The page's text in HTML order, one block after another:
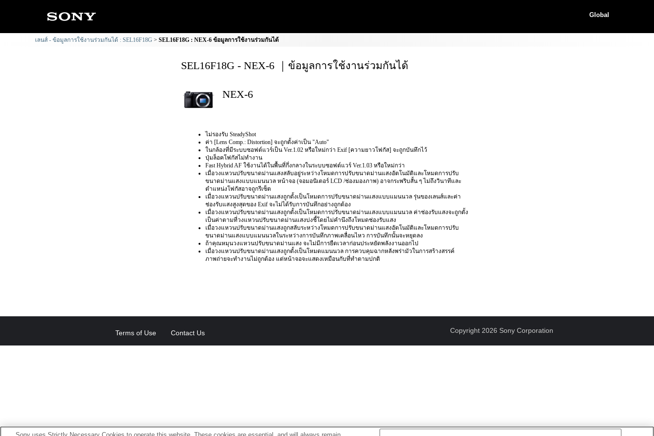
Global
เลนส์ - ข้อมูลการใช้งานร่วมกันได้ : SEL16F18G SEL16F18G : NEX-6 ข้อมูลการใช้งานร่วมกันได้
SEL16F18G - NEX-6 ｜ข้อมูลการใช้งานร่วมกันได้
NEX-6
ไม่รองรับ SteadyShot
ค่า [Lens Comp.: Distortion] จะถูกตั้งค่าเป็น "Auto"
ในกล้องที่มีระบบซอฟต์แวร์เป็น Ver.1.02 หรือใหม่กว่า Exif [ความยาวโฟกัส] จะถูกบันทึกไว้
ปุ่มล็อคโฟกัสไม่ทำงาน
Fast Hybrid AF ใช้งานได้ในพื้นที่กึ่งกลางในระบบซอฟต์แวร์ Ver.1.03 หรือใหม่กว่า
เมื่อวงแหวนปรับขนาดม่านแสงสลับอยู่ระหว่างโหมดการปรับขนาดม่านแสงอัตโนมัติและโหมดการปรับ
ขนาดม่านแสงแบบแมนนวล หน้าจอ (จอมอนิเตอร์ LCD /ช่องมองภาพ) อาจกระพริบสั้น ๆ ไม่ถึงวินาทีและ
ตำแหน่งโฟกัสอาจถูกรีเซ็ต
เมื่อวงแหวนปรับขนาดม่านแสงถูกตั้งเป็นโหมดการปรับขนาดม่านแสงแบบแมนนวล รุ่นของเลนส์และค่า
ช่องรับแสงสูงสุดของ Exif จะไม่ได้รับการบันทึกอย่างถูกต้อง
เมื่อวงแหวนปรับขนาดม่านแสงถูกตั้งเป็นโหมดการปรับขนาดม่านแสงแบบแมนนวล ค่าช่องรับแสงจะถูกตั้ง
เป็นค่าตามที่วงแหวนปรับขนาดม่านแสงบ่งชี้โดยไม่คำนึงถึงโหมดช่องรับแสง
เมื่อวงแหวนปรับขนาดม่านแสงถูกสลับระหว่างโหมดการปรับขนาดม่านแสงอัตโนมัติและโหมดการปรับ
ขนาดม่านแสงแบบแมนนวลในระหว่างการบันทึกภาพเคลื่อนไหว การบันทึกนั้นจะหยุดลง
ถ้าคุณหมุนวงแหวนปรับขนาดม่านแสง จะไม่มีการยืดเวลาก่อนประหยัดพลังงานออกไป
เมื่อวงแหวนปรับขนาดม่านแสงถูกตั้งเป็นโหมดแมนนวล การควบคุมฉากหลังพร่ามัวในการสร้างสรรค์
ภาพถ่ายจะทำงานไม่ถูกต้อง แต่หน้าจอจะแสดงเหมือนกับที่ทำตามปกติ
Terms of Use Contact Us Copyright 2026 Sony Corporation